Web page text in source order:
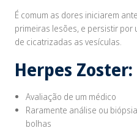
É comum as dores iniciarem
primeiras lesões, e persistir por
de cicatrizadas as vesículas.
Herpes
Avaliação de um médico
Raramente análise ou
bolhas